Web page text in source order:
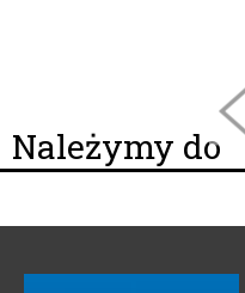
Należymy do